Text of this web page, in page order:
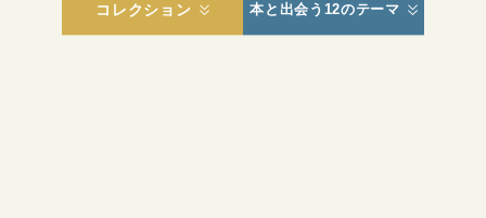
コレクション 本と出会う12のテーマ